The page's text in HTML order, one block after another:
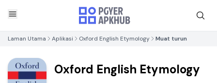
Laman Utama Aplikasi Oxford English Etymology Muat turun
Oxford English Etymology